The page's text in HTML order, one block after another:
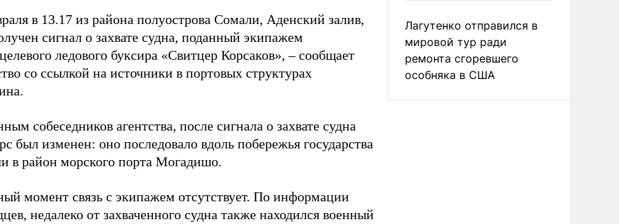
в 13.17 из района полуострова Сомали, Аденский залив,
сигнал о захвате судна, поданный экипажем
ледового буксира «Свитцер Корсаков», – сообщает
со ссылкой на источники в портовых структурах
собеседников агентства, после сигнала о захвате судна
был изменен: оно последовало вдоль побережья государства
в район морского порта Могадишо.
момент связь с экипажем отсутствует. По информации
недалеко от захваченного судна также находился военный
Лагутенко отправился в
мировой тур ради
ремонта сгоревшего
особняка в США